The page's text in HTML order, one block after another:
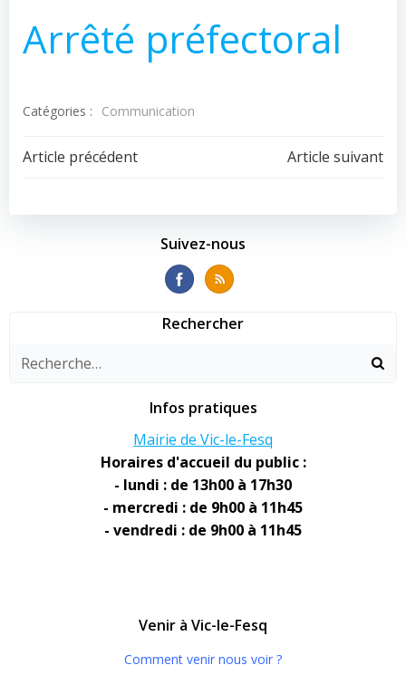
Arrêté préfectoral
Catégories : Communication
Navigation
de
Article précédent
Navigation
de
l’article
Article suivant
Suivez-nous
Rechercher
Infos pratiques
Mairie de Vic-le-Fesq
Horaires d'accueil du public :
- lundi : de 13h00 à 17h30
- mercredi : de 9h00 à 11h45
- vendredi : de 9h00 à 11h45
Venir à Vic-le-Fesq
Comment venir nous voir ?